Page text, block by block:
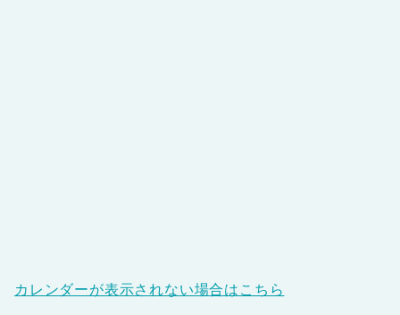
カレンダーが表示されない場合はこちら